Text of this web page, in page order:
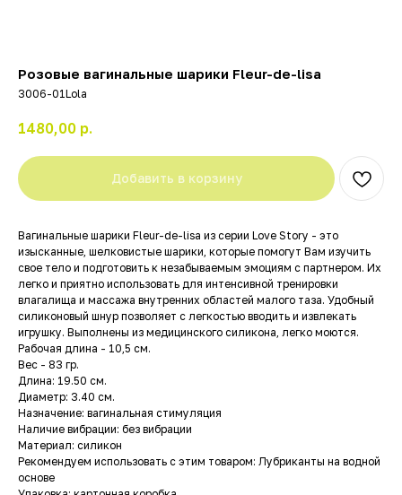
Розовые вагинальные шарики Fleur-de-lisa
3006-01Lola
1480,00 р.
Добавить в корзину
Вагинальные шарики Fleur-de-lisa из серии Love Story - это
изысканные, шелковистые шарики, которые помогут Вам изучить
свое тело и подготовить к незабываемым эмоциям с партнером. Их
легко и приятно использовать для интенсивной тренировки
влагалища и массажа внутренних областей малого таза. Удобный
силиконовый шнур позволяет с легкостью вводить и извлекать
игрушку. Выполнены из медицинского силикона, легко моются.
Рабочая длина - 10,5 см.
Вес - 83 гр.
Длина: 19.50 см.
Диаметр: 3.40 см.
Назначение: вагинальная стимуляция
Наличие вибрации: без вибрации
Материал: силикон
Рекомендуем использовать с этим товаром: Лубриканты на водной
основе